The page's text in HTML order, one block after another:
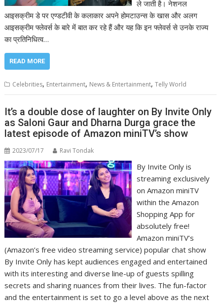
ले जाती है। नेशनल
आइसक्रीम डे पर एण्डटीवी के कलाकार अपने होमटाउन्स के खास और अलग
आइसक्रीम फ्लेवर्स के बारे में बात कर रहे हैं और यह कि इन फ्लेवर्स से उनके राज्य
का प्रतिनिधित्व…
READ MORE
Celebrities, Entertainment, News & Entertainment,Telly World
It’s a double dose of laughter on By Invite Only
as Saloni Gaur and Dharna Durga grace the
latest episode of Amazon miniTV’s show
2023/07/17 Ravi Tondak
By Invite Only is
streaming exclusively
on Amazon miniTV
within the Amazon
Shopping App for
absolutely free!
Amazon miniTV’s
(Amazon’s free video streaming service) popular chat show
By Invite Only has kept audiences engaged and entertained
with its interesting and diverse line-up of guests spilling
secrets and sharing nuances from their lives. The fun-factor
and the entertainment is set to go a level above as the next